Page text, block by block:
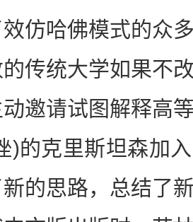
仿哈佛模式的众
传统大学如果不
邀请试图解释高
)的克里斯坦森加
的思路，总结了